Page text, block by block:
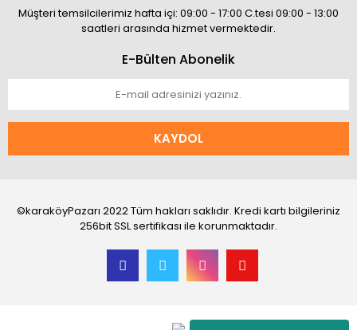
Müşteri temsilcilerimiz hafta içi: 09:00 - 17:00 C.tesi 09:00 - 13:00
saatleri arasında hizmet vermektedir.
E-Bülten Abonelik
KAYDOL
©karaköyPazarı 2022 Tüm hakları saklıdır. Kredi kartı bilgileriniz
256bit SSL sertifikası ile korunmaktadır.